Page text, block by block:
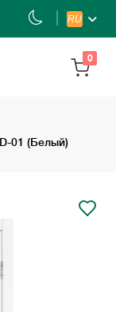
RU
0
01 (Белый)